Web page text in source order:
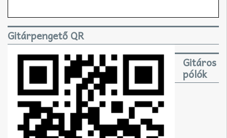
Gitárpengető QR
Gitáros
pólók